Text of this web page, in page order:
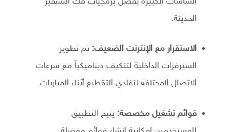
الحديثة.
الاستقرار مع الإنترنت الضعيف: تم تطوير
السيرفرات الداخلية لتتكيف ديناميكياً مع سرعات
الاتصال المختلفة لتفادي التقطيع أثناء المباريات.
قوائم تشغيل مخصصة: يتيح التطبيق